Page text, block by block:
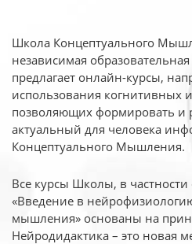
Школа Концептуального
независимая
предлагает онлайн-курсы,
использования когнитивных
позволяющих формировать и
актуальный для человека
Концептуального Мышления.
Все курсы Школы, в частности
«Введение в
мышления» основаны на
Нейродидактика – это новая